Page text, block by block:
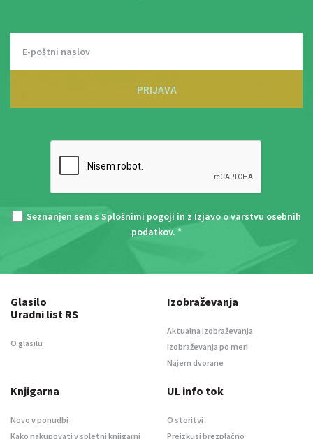
PRIJAVA
Seznanjen sem s Splošnimi pogoji in z Izjavo o varstvu osebnih
podatkov. *
Glasilo
Uradni list RS
O glasilu
Izobraževanja
Aktualna izobraževanja
Izobraževanja po meri
Najem dvorane
Knjigarna
Novo v ponudbi
Kako nakupovati v spletni knjigarni
UL info tok
O storitvi
Preizkusi brezplačno